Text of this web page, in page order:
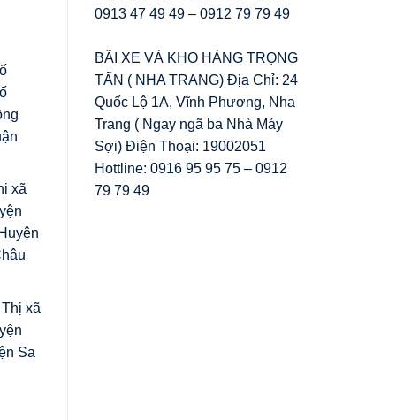
xã
xã
Sa
0913 47 49 49 – 0912 79 79 49
BÃI XE VÀ KHO HÀNG TRỌNG
TẤN ( NHA TRANG) Địa Chỉ: 24
Quốc Lộ 1A, Vĩnh Phương, Nha
Trang ( Ngay ngã ba Nhà Máy
Sợi) Điện Thoại: 19002051
Hottline: 0916 95 95 75 – 0912
79 79 49